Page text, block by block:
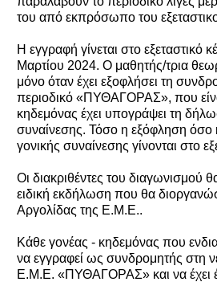
του από εκπρόσωπο του
Η εγγραφή γίνεται στο εξεταστικό
Μαρτίου 2024. Ο μαθητής/τρια
μόνο όταν έχει εξοφλήσει τη
περιοδικό «ΠΥΘΑΓΟΡΑΣ», που
κηδεμόνας έχει υπογράψει τη
συναίνεσης. Τόσο η εξόφληση όσο
γονικής συναίνεσης γίνονται στο
Οι διακριθέντες του διαγωνισμού
ειδική εκδήλωση που θα
Αργολίδας της Ε.Μ.Ε..
Κάθε γονέας - κηδεμόνας που
να εγγραφεί ως συνδρομητής στη
Ε.Μ.Ε. «ΠΥΘΑΓΟΡΑΣ» και να έχει